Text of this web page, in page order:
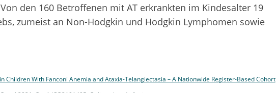
den 160 Betroffenen mit AT erkrankten im Kindesalter 19
zumeist an Non-Hodgkin und Hodgkin Lymphomen sowie
Children With Fanconi Anemia and Ataxia-Telangiectasia – A Nationwide Register-Based Cohort